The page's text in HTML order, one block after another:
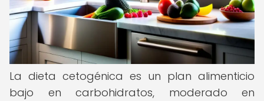
La dieta cetogénica es un plan alimenticio
bajo en carbohidratos, moderado en